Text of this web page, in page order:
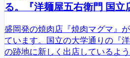
る。『洋麺屋五右衛門 国立
盛岡発の焼肉店『焼肉マグマ』
ています。国立の大学通りの『
の跡地に新しく出店しているよ